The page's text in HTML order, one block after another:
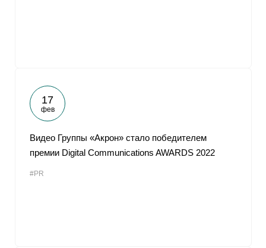
17
фев
Видео Группы «Акрон» стало победителем
премии Digital Communications AWARDS 2022
#PR